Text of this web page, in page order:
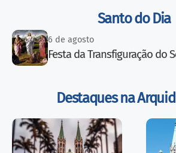
Santo do Dia
6 de agosto
Festa da Transfiguração do
Destaques na